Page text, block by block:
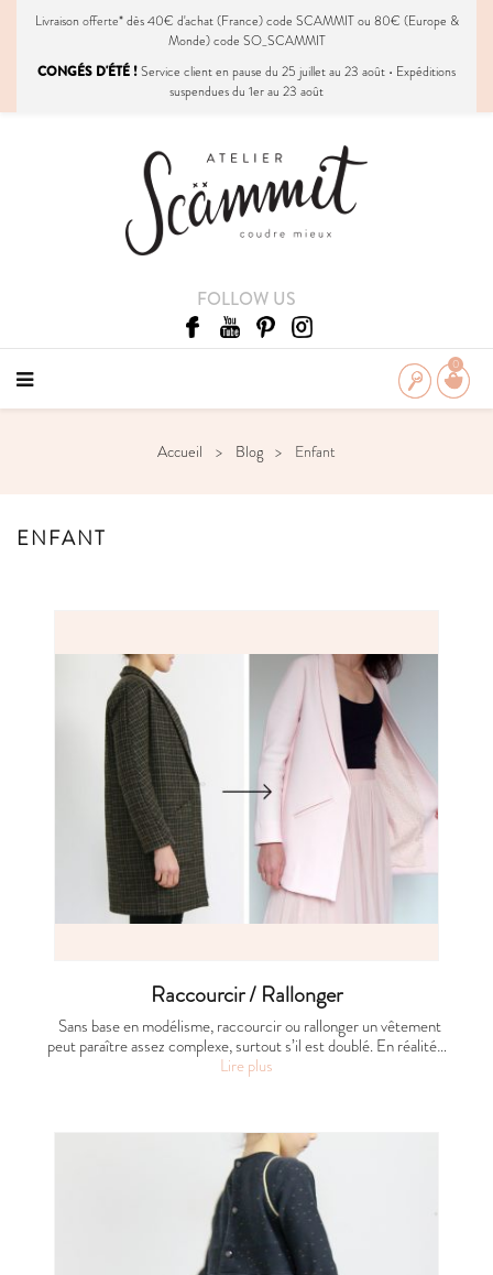
Livraison offerte* dès 40€ d'achat (France) code SCAMMIT ou 80€ (Europe &
Monde) code SO_SCAMMIT
CONGÉS D'ÉTÉ !Service client en pause du 25 juillet au 23 août • Expéditions
suspendues du 1er au 23 août
FOLLOW US
0
Accueil Blog Enfant
ENFANT
Raccourcir / Rallonger
Sans base en modélisme, raccourcir ou rallonger un vêtement
peut paraître assez complexe, surtout s’il est doublé. En réalité…
Lire plus